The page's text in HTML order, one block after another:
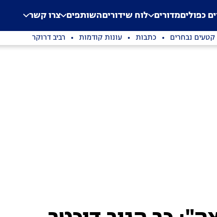
Application error: a
. כפוליםמדורים לוח שידוריםהשותפים צרו קשר
קטעים נבחרים כתבות עונות קודמות רביב דרוקר